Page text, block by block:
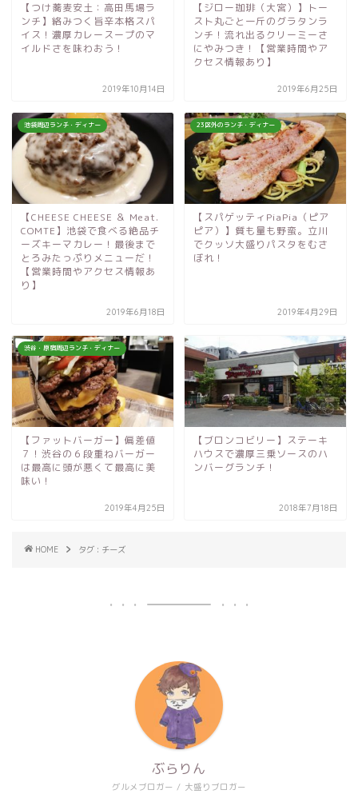
【つけ蕎麦安土：高田馬場ラ
ンチ】絡みつく旨辛本格スパ
イス！濃厚カレースープのマ
イルドさを味わおう！
2019年10月14日
【ジロー珈琲（大宮）】トー
スト丸ごと一斤のグラタンラ
ンチ！流れ出るクリーミーさ
にやみつき！【営業時間やア
クセス情報あり】
2019年6月25日
池袋周辺ランチ・ディナー
【CHEESE CHEESE ＆ Meat.
COMTE】池袋で食べる絶品チ
ーズキーマカレー！最後まで
とろみたっぷりメニューだ！
【営業時間やアクセス情報あ
り】
2019年6月18日
23区外のランチ・ディナー
【スパゲッティPiaPia（ピア
ピア）】質も量も野蛮。立川
でクッソ大盛りパスタをむさ
ぼれ！
2019年4月29日
渋谷・原宿周辺ランチ・ディナー
【ファットバーガー】偏差値
７！渋谷の６段重ねバーガー
は最高に頭が悪くて最高に美
味い！
2019年4月25日
【ブロンコビリー】ステーキ
ハウスで濃厚三乗ソースのハ
ンバーグランチ！
2018年7月18日
HOME タグ : チーズ
グルメブロガー / 大盛りブロガー
ぶらりん